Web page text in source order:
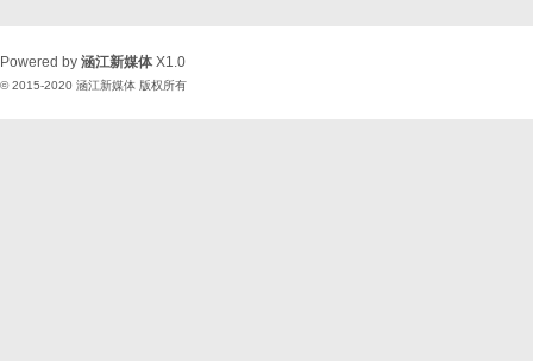
Powered by 涵江新媒体 X1.0
© 2015-2020 涵江新媒体 版权所有